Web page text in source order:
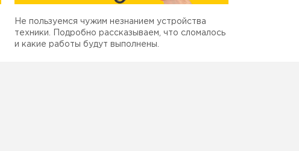
Не пользуемся чужим незнанием устройства
техники. Подробно рассказываем, что сломалось
и какие работы будут выполнены.